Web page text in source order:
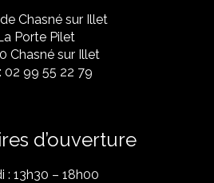
Chasné sur Illet
Porte Pilet
Chasné sur Illet
02 99 55 22 79
d’ouverture
: 13h30 – 18h00